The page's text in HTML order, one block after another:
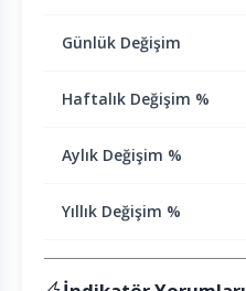
Günlük Değişim
Haftalık Değişim %
Aylık Değişim %
Yıllık Değişim %